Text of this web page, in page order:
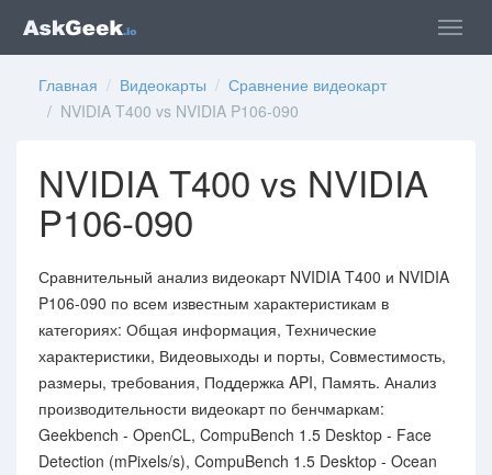
Главная / Видеокарты / Сравнение видеокарт
/ NVIDIA T400 vs NVIDIA P106-090
NVIDIA T400 vs NVIDIA
P106-090
Сравнительный анализ видеокарт NVIDIA T400 и NVIDIA
P106-090 по всем известным характеристикам в
категориях: Общая информация, Технические
характеристики, Видеовыходы и порты, Совместимость,
размеры, требования, Поддержка API, Память. Анализ
производительности видеокарт по бенчмаркам:
Geekbench - OpenCL, CompuBench 1.5 Desktop - Face
Detection (mPixels/s), CompuBench 1.5 Desktop - Ocean